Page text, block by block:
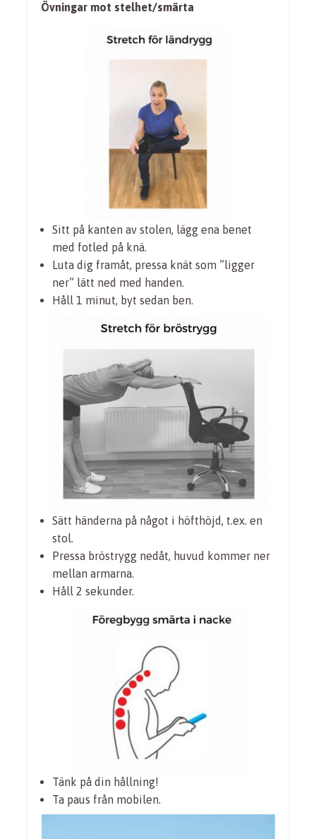
Övningar mot stelhet/smärta
Sitt på kanten av stolen, lägg ena benet
med fotled på knä.
Luta dig framåt, pressa knät som ”ligger
ner” lätt ned med handen.
Håll 1 minut, byt sedan ben.
Sätt händerna på något i höfthöjd, t.ex. en
stol.
Pressa bröstrygg nedåt, huvud kommer ner
mellan armarna.
Håll 2 sekunder.
Tänk på din hållning!
Ta paus från mobilen.